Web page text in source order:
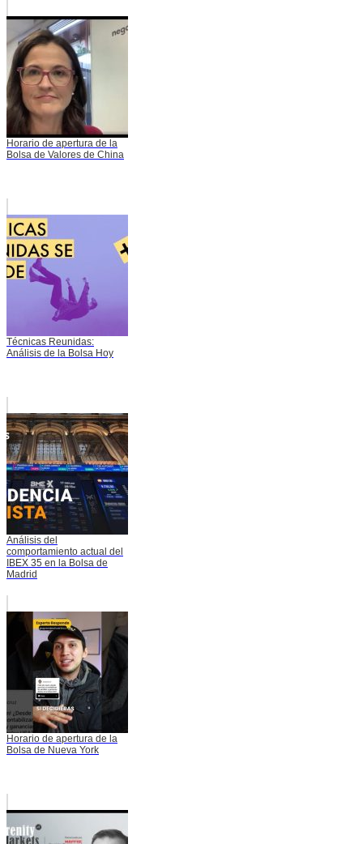
Horario de apertura de la
Bolsa de Valores de China
Técnicas Reunidas:
Análisis de la Bolsa Hoy
Análisis del
comportamiento actual del
IBEX 35 en la Bolsa de
Madrid
Horario de apertura de la
Bolsa de Nueva York